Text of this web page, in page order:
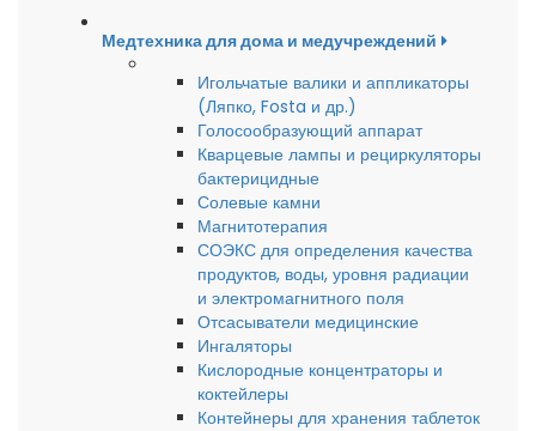
Медтехника для дома и медучреждений
Игольчатые валики и аппликаторы
(Ляпко, Fosta и др.)
Голосообразующий аппарат
Кварцевые лампы и рециркуляторы
бактерицидные
Солевые камни
Магнитотерапия
СОЭКС для определения качества
продуктов, воды, уровня радиации
и электромагнитного поля
Отсасыватели медицинские
Ингаляторы
Кислородные концентраторы и
коктейлеры
Контейнеры для хранения таблеток